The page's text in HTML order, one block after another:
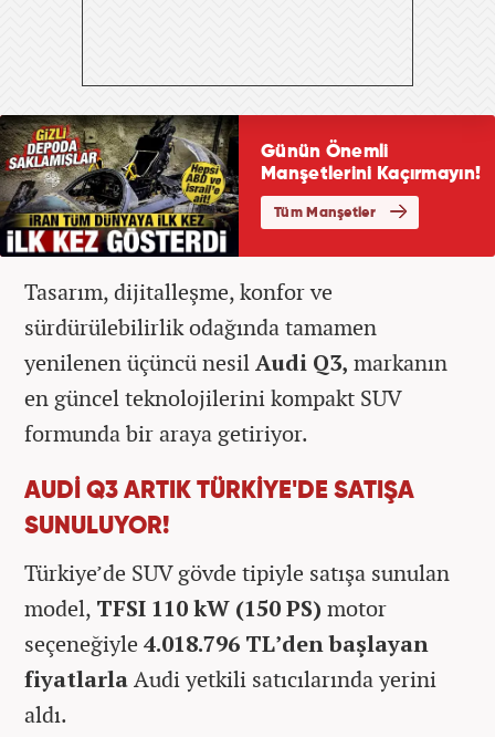
Tasarım, dijitalleşme, konfor ve
sürdürülebilirlik odağında tamamen
yenilenen üçüncü nesilAudi Q3, markanın
en güncel teknolojilerini kompakt SUV
formunda bir araya getiriyor.
AUDİ Q3 ARTIK TÜRKİYE'DE SATIŞA
SUNULUYOR!
Türkiye’de SUV gövde tipiyle satışa sunulan
model, TFSI 110 kW (150 PS) motor
seçeneğiyle 4.018.796 TL’denbaşlayan
fiyatlarlaAudi yetkili satıcılarında yerini
aldı.